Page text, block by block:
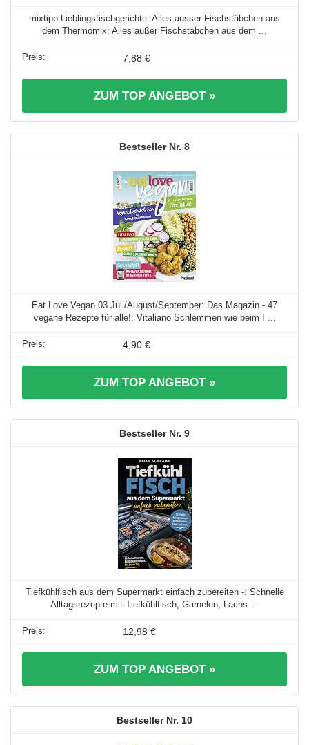
mixtipp Lieblingsfischgerichte: Alles ausser Fischstäbchen aus
dem Thermomix: Alles außer Fischstäbchen aus dem ...
7,88 €
ZUM TOP ANGEBOT »
8
Eat Love Vegan 03 Juli/August/September: Das Magazin - 47
vegane Rezepte für alle!: Vitaliano Schlemmen wie beim I ...
4,90 €
ZUM TOP ANGEBOT »
9
Tiefkühlfisch aus dem Supermarkt einfach zubereiten -: Schnelle
Alltagsrezepte mit Tiefkühlfisch, Garnelen, Lachs ...
12,98 €
ZUM TOP ANGEBOT »
10